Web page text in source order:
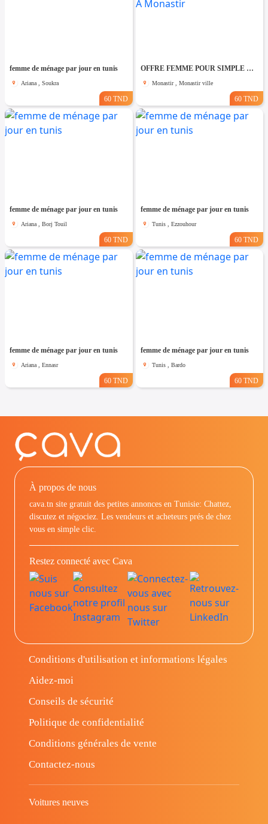
femme de ménage par jour en tunis
Ariana , Soukra
60 TND
OFFRE FEMME POUR SIMPLE MENAGE PAR JOUR A Monastir
Monastir , Monastir ville
60 TND
femme de ménage par jour en tunis
Ariana , Borj Touil
60 TND
femme de ménage par jour en tunis
Tunis , Ezzouhour
60 TND
femme de ménage par jour en tunis
Ariana , Ennasr
60 TND
femme de ménage par jour en tunis
Tunis , Bardo
60 TND
À propos de nous
cava.tn site gratuit des petites annonces en Tunisie: Chattez,
discutez et négociez. Les vendeurs et acheteurs prés de chez
vous en simple clic.
Restez connecté avec Cava
Conditions d'utilisation et informations légales
Aidez-moi
Conseils de sécurité
Politique de confidentialité
Conditions générales de vente
Contactez-nous
Voitures neuves